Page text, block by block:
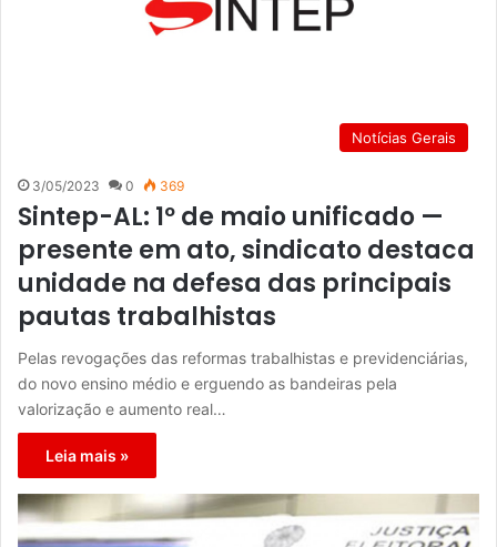
Notícias Gerais
3/05/2023 0 369
Sintep-AL: 1º de maio unificado —
presente em ato, sindicato destaca
unidade na defesa das principais
pautas trabalhistas
Pelas revogações das reformas trabalhistas e previdenciárias,
do novo ensino médio e erguendo as bandeiras pela
valorização e aumento real…
Leia mais »